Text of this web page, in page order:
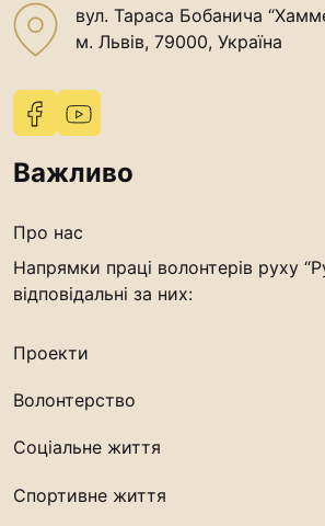
вул. Тараса Бобанича
м. Львів, 79000, Україна
Важливо
Про нас
Напрямки праці волонтерів руху
відповідальні за них:
Проекти
Волонтерство
Соціальне життя
Спортивне життя